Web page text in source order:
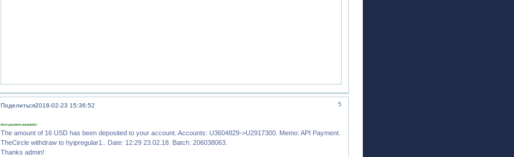
Поделиться 5
2018-02-23 15:36:52
Next payment automatic!
The amount of 16 USD has been deposited to your account. Accounts: U3604829->U2917300. Memo: API Payment.
TheCircle withdraw to hyipregular1.. Date: 12:29 23.02.18. Batch: 206038063.
Thanks admin!